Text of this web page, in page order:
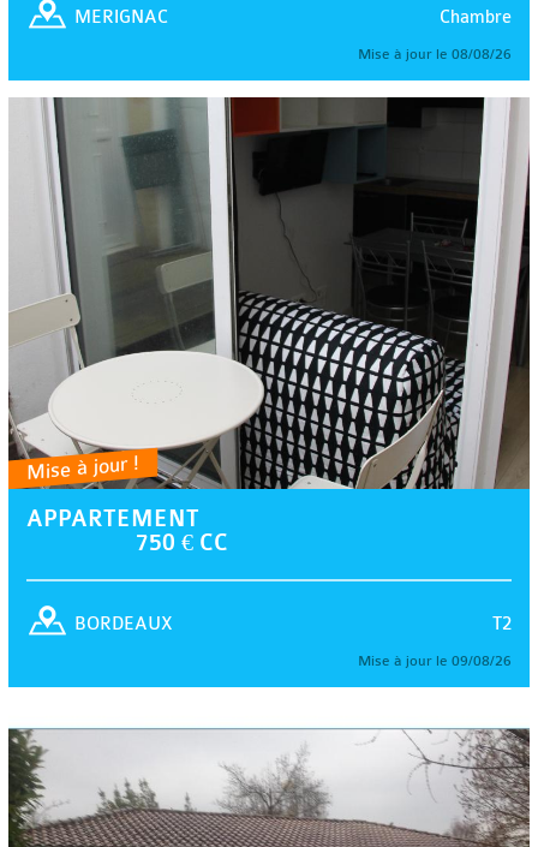
Chambre
MERIGNAC
Mise à jour le 08/08/26
Mise à jour !
APPARTEMENT
750 € CC
T2
BORDEAUX
Mise à jour le 09/08/26